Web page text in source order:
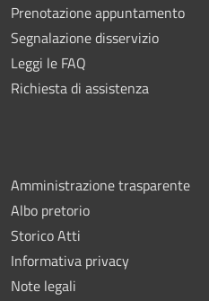
Prenotazione appuntamento
Segnalazione disservizio
Leggi le FAQ
Richiesta di assistenza
Amministrazione trasparente
Albo pretorio
Storico Atti
Informativa privacy
Note legali